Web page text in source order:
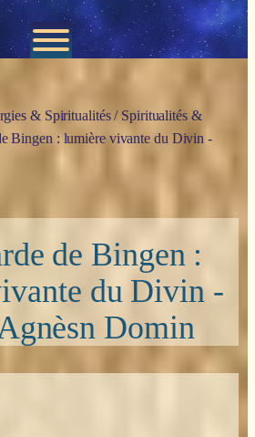
& Spiritualités/ Spiritualités &
Bingen : lumière vivante du Divin -
de Bingen :
du Divin -
Domin